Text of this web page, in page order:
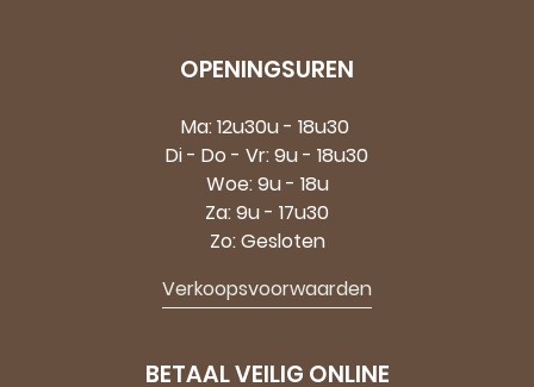
OPENINGSUREN
Ma: 12u30u - 18u30
Di - Do - Vr: 9u - 18u30
Woe: 9u - 18u
Za: 9u - 17u30
Zo: Gesloten
Verkoopsvoorwaarden
BETAAL VEILIG ONLINE